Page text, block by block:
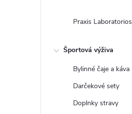
Praxis Laboratorios
Športová výživa
Bylinné čaje a káva
Darčekové sety
Doplnky stravy